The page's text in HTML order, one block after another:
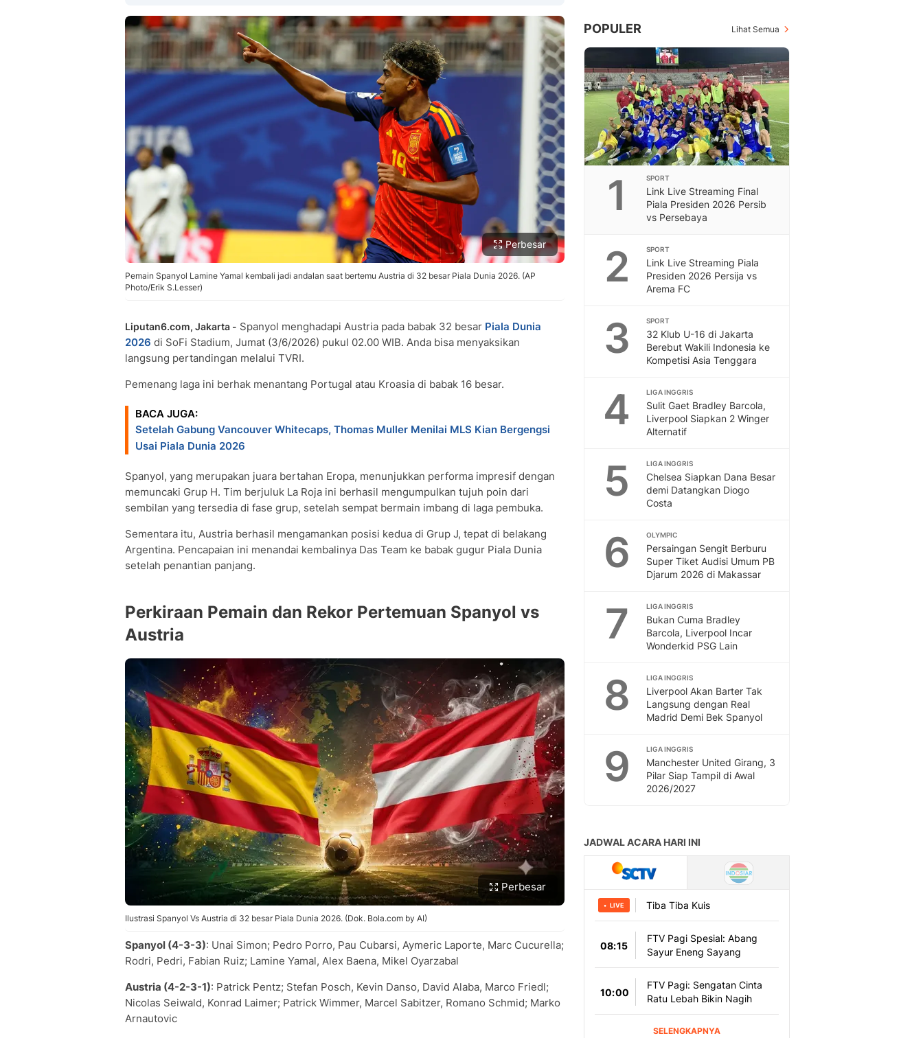
Copy Link
Perbesar
Pemain Spanyol Lamine Yamal kembali jadi andalan saat bertemu Austria di 32 besar Piala Dunia 2026. (AP
Photo/Erik S.Lesser)
Liputan6.com, Jakarta - Spanyol menghadapi Austria pada babak 32 besar Piala Dunia
2026 di SoFi Stadium, Jumat (3/6/2026) pukul 02.00 WIB. Anda bisa menyaksikan
langsung pertandingan melalui TVRI.
Pemenang laga ini berhak menantang Portugal atau Kroasia di babak 16 besar.
BACA JUGA:
Setelah Gabung Vancouver Whitecaps, Thomas Muller Menilai MLS Kian Bergengsi
Usai Piala Dunia 2026
Spanyol, yang merupakan juara bertahan Eropa, menunjukkan performa impresif dengan
memuncaki Grup H. Tim berjuluk La Roja ini berhasil mengumpulkan tujuh poin dari
sembilan yang tersedia di fase grup, setelah sempat bermain imbang di laga pembuka.
Sementara itu, Austria berhasil mengamankan posisi kedua di Grup J, tepat di belakang
Argentina. Pencapaian ini menandai kembalinya Das Team ke babak gugur Piala Dunia
setelah penantian panjang.
Perkiraan Pemain dan Rekor Pertemuan Spanyol vs
Austria
Perbesar
Ilustrasi Spanyol Vs Austria di 32 besar Piala Dunia 2026. (Dok. Bola.com by AI)
Spanyol (4-3-3): Unai Simon; Pedro Porro, Pau Cubarsi, Aymeric Laporte, Marc Cucurella;
Rodri, Pedri, Fabian Ruiz; Lamine Yamal, Alex Baena, Mikel Oyarzabal
Austria (4-2-3-1): Patrick Pentz; Stefan Posch, Kevin Danso, David Alaba, Marco Friedl;
Nicolas Seiwald, Konrad Laimer; Patrick Wimmer, Marcel Sabitzer, Romano Schmid; Marko
Arnautovic
POPULER Lihat Semua
1 SPORT
Link Live Streaming Final
Piala Presiden 2026 Persib
vs Persebaya
2 SPORT
Link Live Streaming Piala
Presiden 2026 Persija vs
Arema FC
3 SPORT
32 Klub U-16 di Jakarta
Berebut Wakili Indonesia ke
Kompetisi Asia Tenggara
4 LIGA INGGRIS
Sulit Gaet Bradley Barcola,
Liverpool Siapkan 2 Winger
Alternatif
5 LIGA INGGRIS
Chelsea Siapkan Dana Besar
demi Datangkan Diogo
Costa
6 OLYMPIC
Persaingan Sengit Berburu
Super Tiket Audisi Umum PB
Djarum 2026 di Makassar
7 LIGA INGGRIS
Bukan Cuma Bradley
Barcola, Liverpool Incar
Wonderkid PSG Lain
8 LIGA INGGRIS
Liverpool Akan Barter Tak
Langsung dengan Real
Madrid Demi Bek Spanyol
9 LIGA INGGRIS
Manchester United Girang, 3
Pilar Siap Tampil di Awal
2026/2027